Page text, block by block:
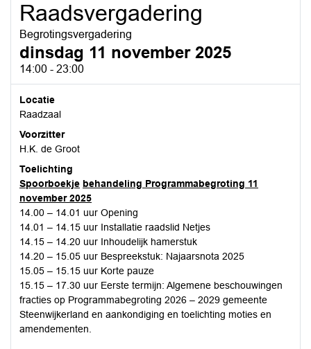
Raadsvergadering
Begrotingsvergadering
dinsdag 11 november 2025
14:00 - 23:00
Locatie
Raadzaal
Voorzitter
H.K. de Groot
Toelichting
Spoorboekje behandeling Programmabegroting 11
november 2025
14.00 – 14.01 uur Opening
14.01 – 14.15 uur Installatie raadslid Netjes
14.15 – 14.20 uur Inhoudelijk hamerstuk
14.20 – 15.05 uur Bespreekstuk: Najaarsnota 2025
15.05 – 15.15 uur Korte pauze
15.15 – 17.30 uur Eerste termijn: Algemene beschouwingen
fracties op Programmabegroting 2026 – 2029 gemeente
Steenwijkerland en aankondiging en toelichting moties en
amendementen.